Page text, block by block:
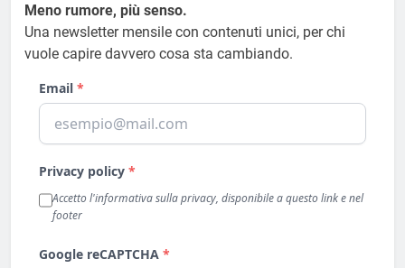
Meno rumore, più senso.
Una newsletter mensile con contenuti unici, per chi
vuole capire davvero cosa sta cambiando.